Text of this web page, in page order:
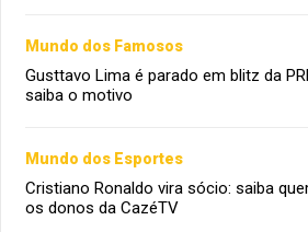
Mundo dos Famosos
Gusttavo Lima é parado em blitz da
saiba o motivo
Mundo dos Esportes
Cristiano Ronaldo vira sócio: saiba
os donos da CazéTV